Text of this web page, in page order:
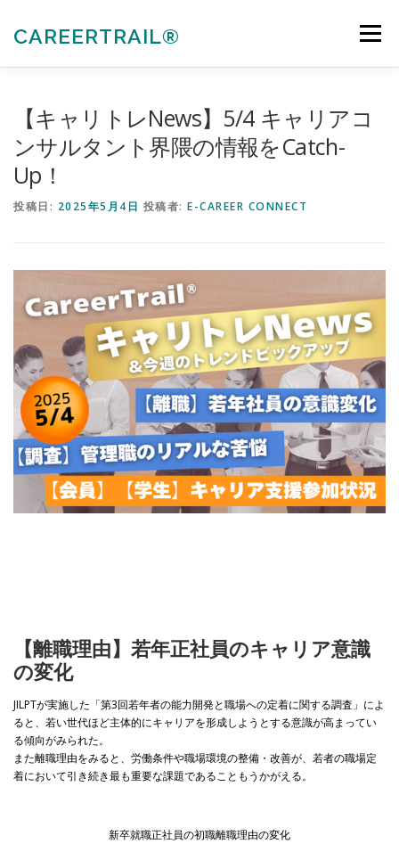
CAREERTRAIL® メニュー
法人向けサービス
【キャリトレNews】5/4 キャリアコ
ンサルタント界隈の情報をCatch-
Up！
投稿日: 2025年5月4日 投稿者: E-CAREER CONNECT
【離職理由】若年正社員のキャリア意識
の変化
JILPTが実施した「第3回若年者の能力開発と職場への定着に関する調査」によ
ると、若い世代ほど主体的にキャリアを形成しようとする意識が高まってい
る傾向がみられた。
また離職理由をみると、労働条件や職場環境の整備・改善が、若者の職場定
着において引き続き最も重要な課題であることもうかがえる。
新卒就職正社員の初職離職理由の変化